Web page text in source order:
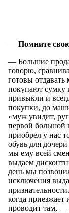
— Помните
— Большие
говорю,
готовы отдавать
покупают сумку
привыкли и
покупки, до
«муж увидит,
первой
приобрел у нас
обувь для
мы ему всей
выдаем
день мы
исключения
когда
проводит там, —